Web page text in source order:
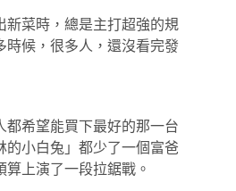
新菜時，總是主打超強的規
時候，很多人，還沒看完發
都希望能買下最好的那一台
的小白兔」都少了一個富爸
上演了一段拉鋸戰。